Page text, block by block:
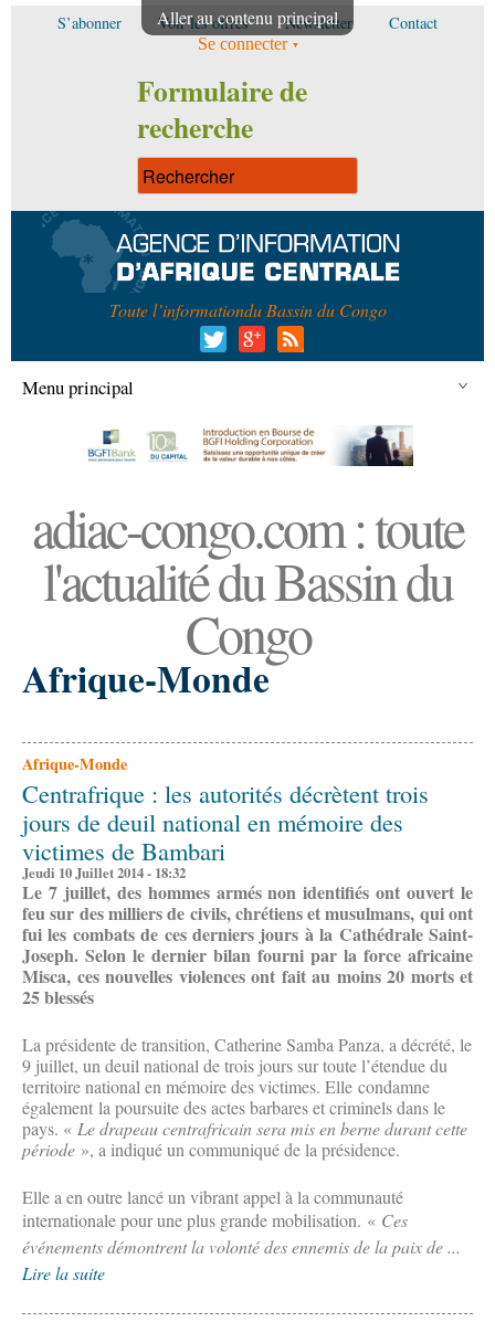
Aller au contenu principal
S’abonner Voir les offres Newsletter Contact
Se connecter
Formulaire de
recherche
Toute l’informationdu Bassin du Congo
Menu principal
adiac-congo.com : toute
l'actualité du Bassin du
Congo
Afrique-Monde
Afrique-Monde
Centrafrique : les autorités décrètent trois
jours de deuil national en mémoire des
victimes de Bambari
Jeudi 10 Juillet 2014 - 18:32
Le 7 juillet, des hommes armés non identifiés ont ouvert le
feu sur des milliers de civils, chrétiens et musulmans, qui ont
fui les combats de ces derniers jours à la Cathédrale Saint-
Joseph. Selon le dernier bilan fourni par la force africaine
Misca, ces nouvelles violences ont fait au moins 20 morts et
25 blessés
La présidente de transition, Catherine Samba Panza, a décrété, le
9 juillet, un deuil national de trois jours sur toute l’étendue du
territoire national en mémoire des victimes. Elle condamne
également la poursuite des actes barbares et criminels dans le
pays. « Le drapeau centrafricain sera mis en berne durant cette
période », a indiqué un communiqué de la présidence.
Elle a en outre lancé un vibrant appel à la communauté
internationale pour une plus grande mobilisation. « Ces
événements démontrent la volonté des ennemis de la paix de ...
Lire la suite